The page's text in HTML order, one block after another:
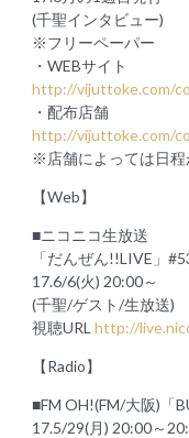
(千聖インタビュー)
※フリーペーパー
・WEBサイト
http://vijuttoke.com/
・配布店舗
http://vijuttoke.com/
※店舗によっては日程
【Web】
■ニコニコ生放送
「だんぜん!!LIVE」
17.6/6(火) 20:00～
(千聖/ゲスト/生放送)
視聴URL http://
【Radio】
■FM OH!(FM/大阪)「
17.5/29(月) 20:00～